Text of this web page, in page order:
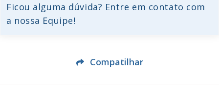
Ficou alguma dúvida? Entre em contato com
a nossa Equipe!
Compatilhar